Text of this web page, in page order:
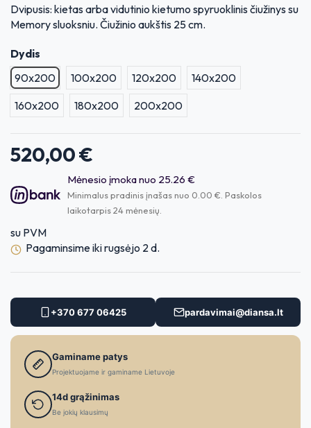
Dvipusis: kietas arba vidutinio kietumo spyruoklinis čiužinys su
Memory sluoksniu. Čiužinio aukštis 25 cm.
Dydis
90x200
100x200 120x200
140x200
160x200
180x200 200x200
520,00 €
Mėnesio įmoka nuo 25.26 €
Minimalus pradinis įnašas nuo 0.00 €. Paskolos
laikotarpis 24 mėnesių.
su PVM
Pagaminsime iki rugsėjo 2 d.
+370 677 06425 pardavimai@diansa.lt
Gaminame patys
Projektuojame ir gaminame Lietuvoje
14d grąžinimas
Be jokių klausimų